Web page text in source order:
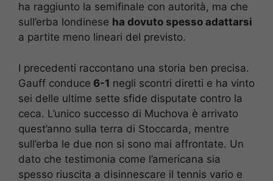
ha raggiunto la semifinale con autorità, ma che
sull’erba londinese ha dovuto spesso adattarsi
a partite meno lineari del previsto.
I precedenti raccontano una storia ben precisa.
Gauff conduce 6-1 negli scontri diretti e ha vinto
sei delle ultime sette sfide disputate contro la
ceca. L’unico successo di Muchova è arrivato
quest’anno sulla terra di Stoccarda, mentre
sull’erba le due non si sono mai affrontate. Un
dato che testimonia come l’americana sia
spesso riuscita a disinnescare il tennis vario e